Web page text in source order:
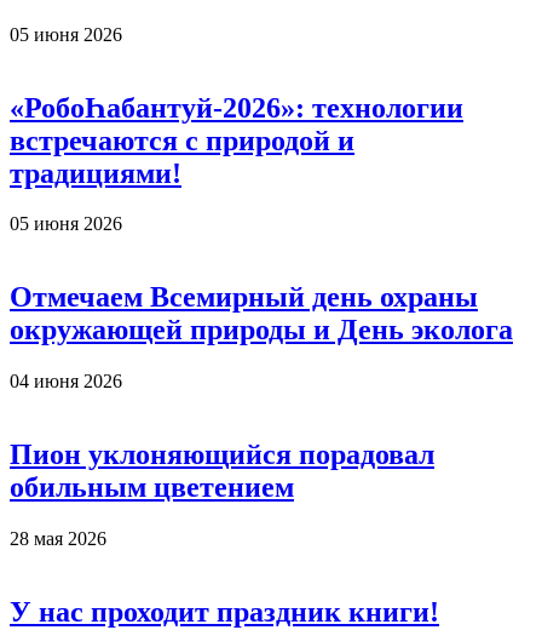
05 июня 2026
«РобоҺабантуй-2026»: технологии
встречаются с природой и
традициями!
05 июня 2026
Отмечаем Всемирный день охраны
окружающей природы и День эколога
04 июня 2026
Пион уклоняющийся порадовал
обильным цветением
28 мая 2026
У нас проходит праздник книги!